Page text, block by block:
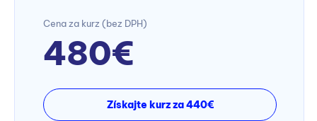
Cena za kurz (bez DPH)
480€
Získajte kurz za 440€